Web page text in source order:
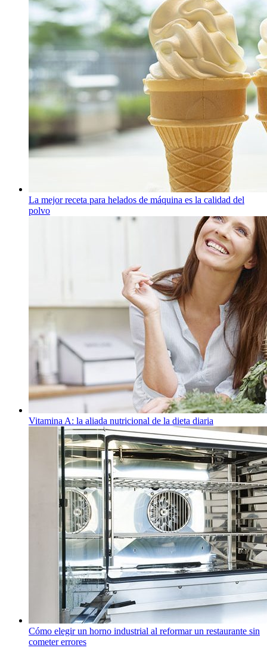
La mejor receta para helados de máquina es la calidad del
polvo
Vitamina A: la aliada nutricional de la dieta diaria
Cómo elegir un horno industrial al reformar un restaurante sin
cometer errores